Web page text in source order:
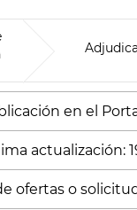
en el
actualización:
ofertas o